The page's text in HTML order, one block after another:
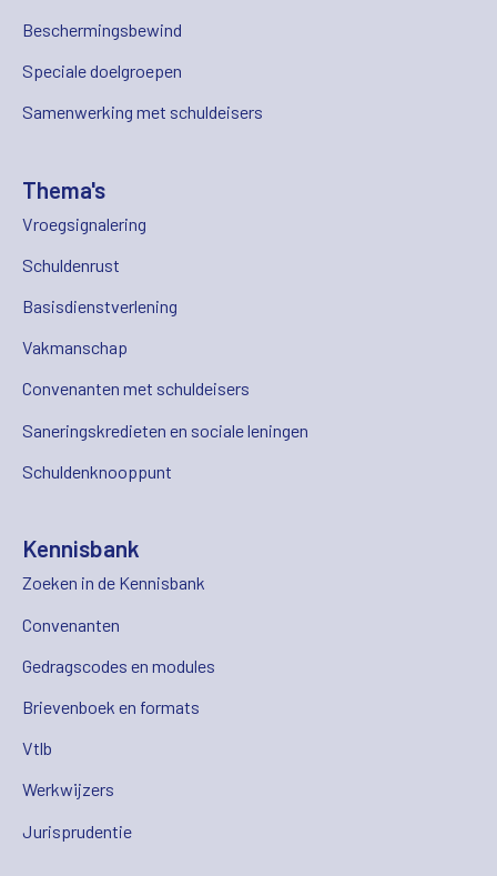
Beschermingsbewind
Speciale doelgroepen
Samenwerking met schuldeisers
Thema's
Vroegsignalering
Schuldenrust
Basisdienstverlening
Vakmanschap
Convenanten met schuldeisers
Saneringskredieten en sociale leningen
Schuldenknooppunt
Kennisbank
Zoeken in de Kennisbank
Convenanten
Gedragscodes en modules
Brievenboek en formats
Vtlb
Werkwijzers
Jurisprudentie